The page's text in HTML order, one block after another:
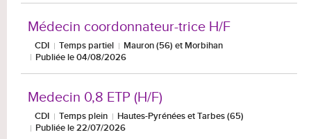
Médecin coordonnateur-trice H/F
CDI Temps partiel
Mauron (56) et Morbihan
Publiée le 04/08/2026
Medecin 0,8 ETP (H/F)
CDI Temps plein
Hautes-Pyrénées et Tarbes (65)
Publiée le 22/07/2026